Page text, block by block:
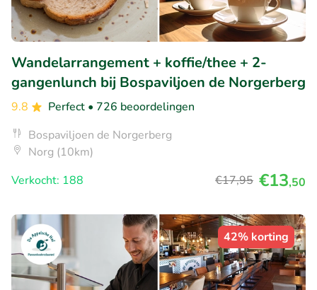
Wandelarrangement + koffie/thee + 2-
gangenlunch bij Bospaviljoen de Norgerberg
9.8 Perfect • 726 beoordelingen
Bospaviljoen de Norgerberg
Norg (10km)
Verkocht: 188
€17,95 €13,50
42% korting